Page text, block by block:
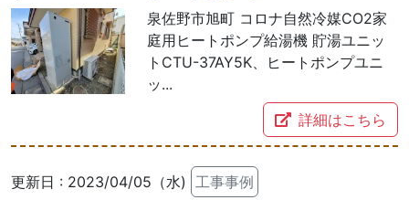
泉佐野市旭町 コロナ自然冷媒CO2家
庭用ヒートポンプ給湯機 貯湯ユニッ
トCTU-37AY5K、ヒートポンプユニ
ッ...
詳細はこちら
更新日 : 2023/04/05（水) 工事事例